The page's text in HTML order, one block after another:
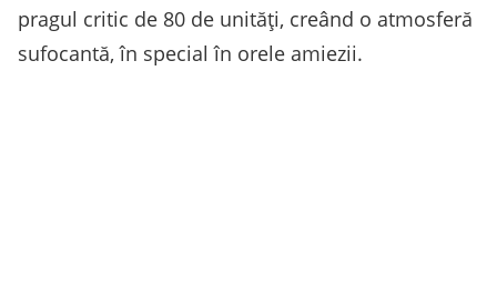
pragul critic de 80 de unități, creând o atmosferă
sufocantă, în special în orele amiezii.